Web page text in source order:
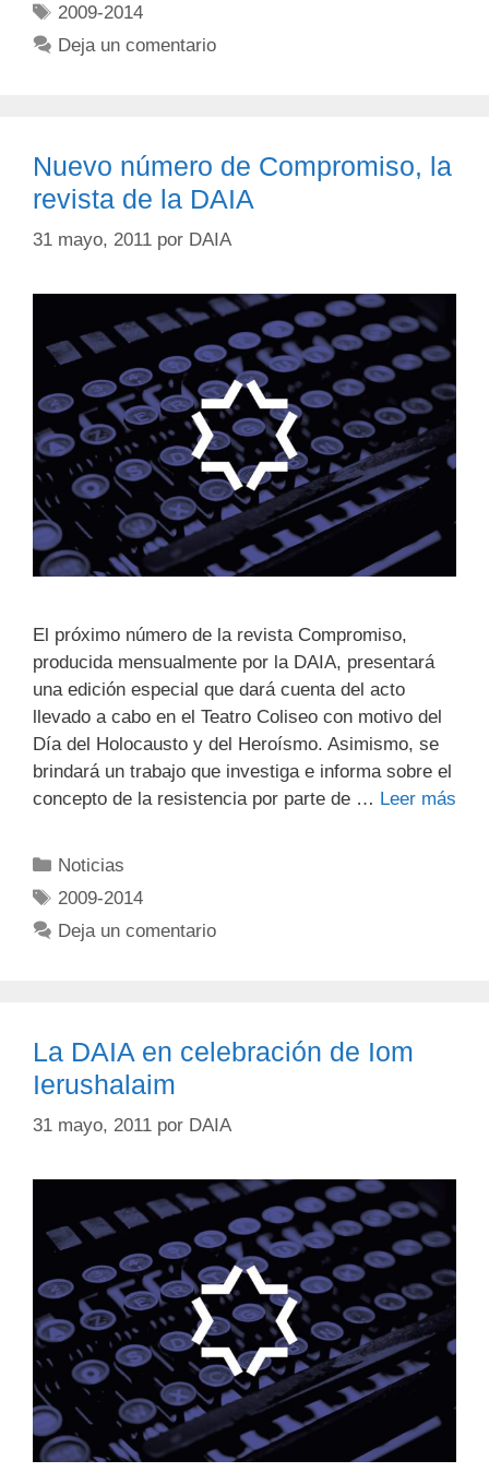
2009-2014
Deja un comentario
Nuevo número de Compromiso, la
revista de la DAIA
31 mayo, 2011 por DAIA
El próximo número de la revista Compromiso,
producida mensualmente por la DAIA, presentará
una edición especial que dará cuenta del acto
llevado a cabo en el Teatro Coliseo con motivo del
Día del Holocausto y del Heroísmo. Asimismo, se
brindará un trabajo que investiga e informa sobre el
concepto de la resistencia por parte de … Leer más
Noticias
2009-2014
Deja un comentario
La DAIA en celebración de Iom
Ierushalaim
31 mayo, 2011 por DAIA